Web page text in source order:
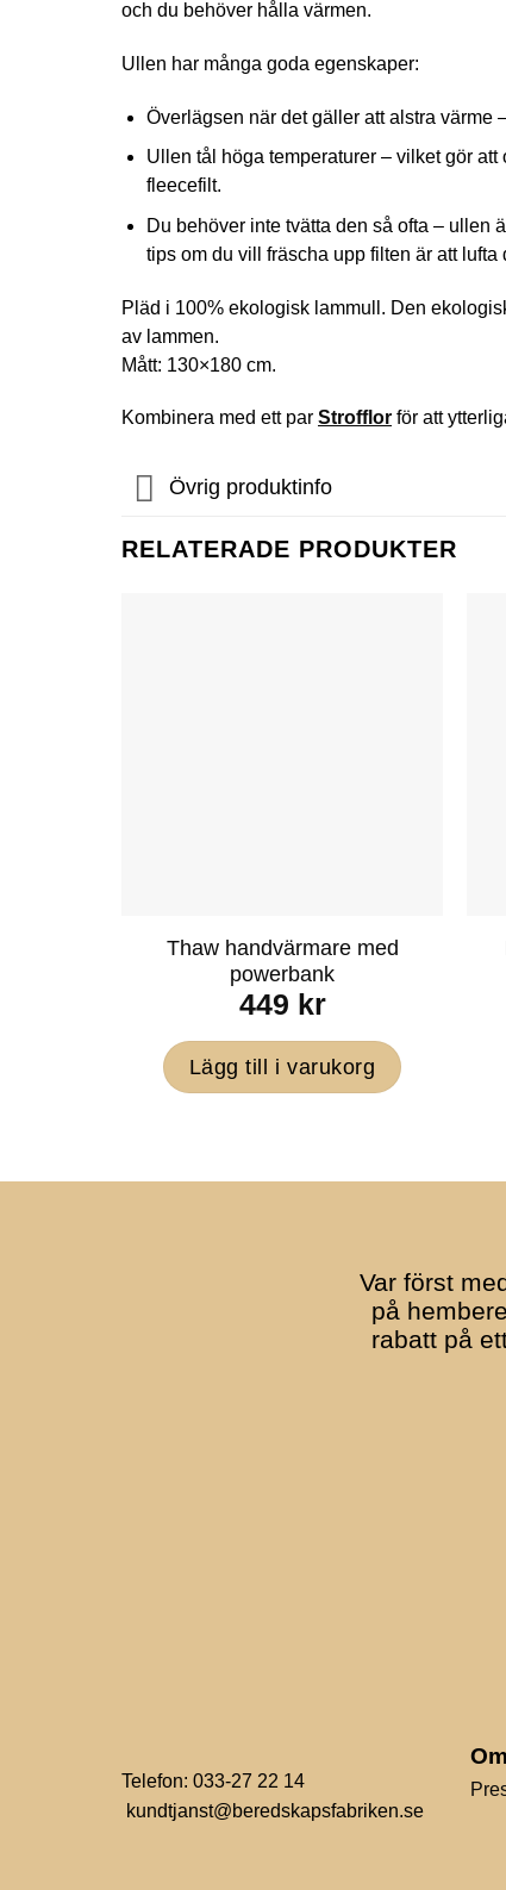
och du behöver hålla värmen.
Ullen har många goda egenskaper:
Överlägsen när det gäller att alstra värme
Ullen tål höga temperaturer – vilket gör
fleecefilt.
Du behöver inte tvätta den så ofta – ullen
tips om du vill fräscha upp filten är att lufta
Pläd i 100% ekologisk lammull. Den
av lammen.
Mått: 130×180 cm.
Kombinera med ett par Strofflor för att
Övrig produktinfo
RELATERADE PRODUKTER
Thaw handvärmare med
powerbank
449 kr
Lägg till i varukorg
Var först
på
rabatt på
Telefon: 033-27 22 14
kundtjanst@beredskapsfabriken.se